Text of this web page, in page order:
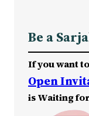
Be a
If you want
Open
is Waiting